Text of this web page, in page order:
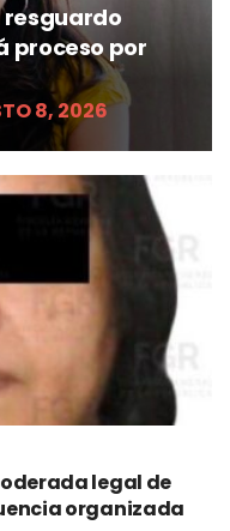
resguardo
proceso por
8, 2026
legal de
organizada